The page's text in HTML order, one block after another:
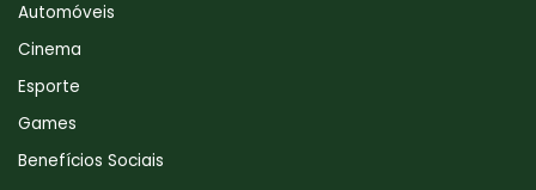
Automóveis
Cinema
Esporte
Games
Benefícios Sociais